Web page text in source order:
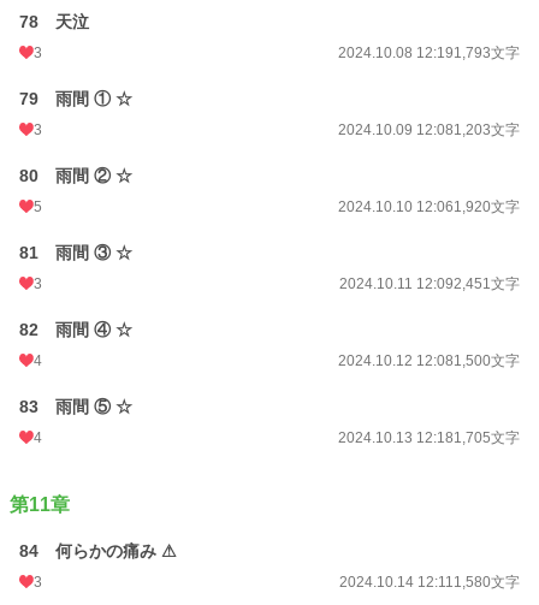
78 天泣
3 2024.10.08 12:191,793文字
79 雨間 ① ☆
3 2024.10.09 12:081,203文字
80 雨間 ② ☆
5 2024.10.10 12:061,920文字
81 雨間 ③ ☆
3 2024.10.11 12:092,451文字
82 雨間 ④ ☆
4 2024.10.12 12:081,500文字
83 雨間 ⑤ ☆
4 2024.10.13 12:181,705文字
第11章
84 何らかの痛み ⚠
3 2024.10.14 12:111,580文字